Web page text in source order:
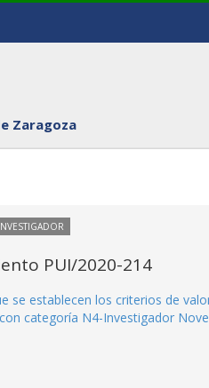
Zaragoza
PUI/2020-214
se establecen los criterios de
categoría N4-Investigador